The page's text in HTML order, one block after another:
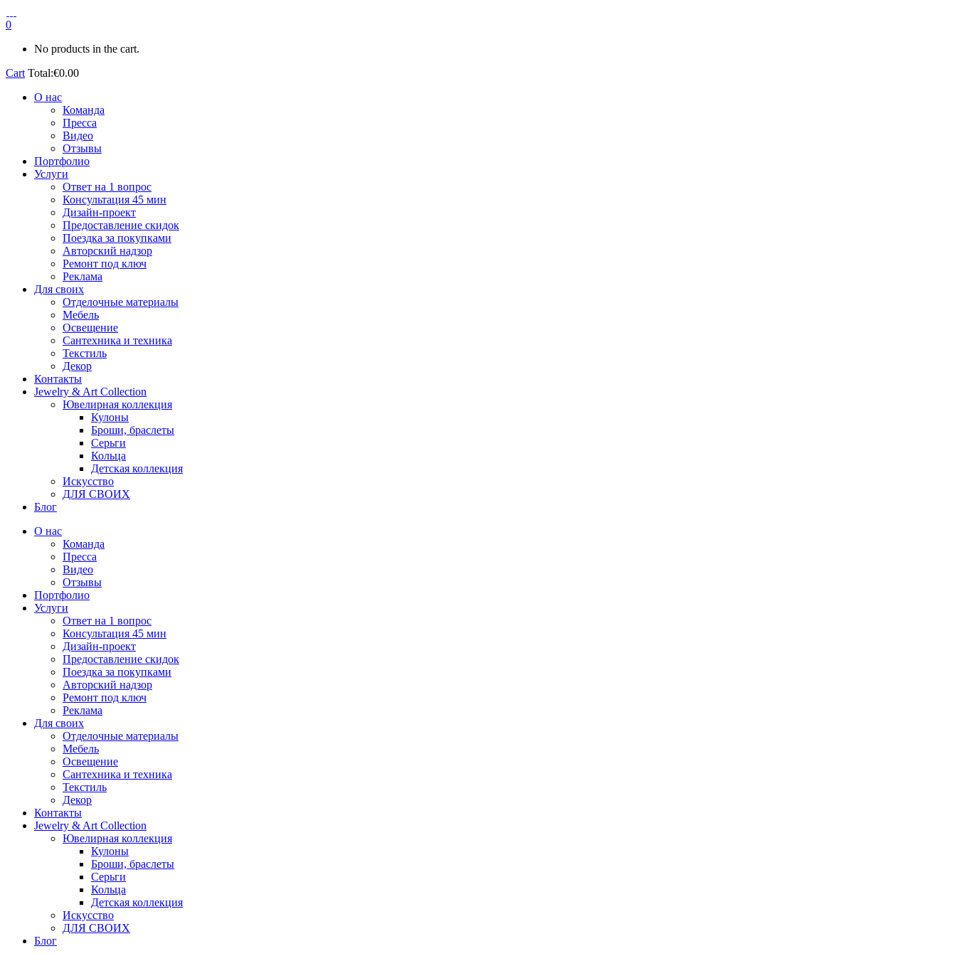
0
No products in the cart.
Cart Total:€0.00
О нас
Команда
Пресса
Видео
Отзывы
Портфолио
Услуги
Ответ на 1 вопрос
Консультация 45 мин
Дизайн-проект
Предоставление скидок
Поездка за покупками
Авторский надзор
Ремонт под ключ
Реклама
Для своих
Отделочные материалы
Мебель
Освещение
Сантехника и техника
Текстиль
Декор
Контакты
Jewelry & Art Collection
Ювелирная коллекция
Кулоны
Броши, браслеты
Серьги
Кольца
Детская коллекция
Искусство
ДЛЯ СВОИХ
Блог
О нас
Команда
Пресса
Видео
Отзывы
Портфолио
Услуги
Ответ на 1 вопрос
Консультация 45 мин
Дизайн-проект
Предоставление скидок
Поездка за покупками
Авторский надзор
Ремонт под ключ
Реклама
Для своих
Отделочные материалы
Мебель
Освещение
Сантехника и техника
Текстиль
Декор
Контакты
Jewelry & Art Collection
Ювелирная коллекция
Кулоны
Броши, браслеты
Серьги
Кольца
Детская коллекция
Искусство
ДЛЯ СВОИХ
Блог